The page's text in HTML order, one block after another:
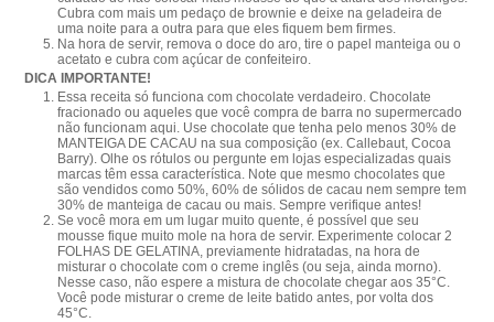
Cubra com mais um pedaço de brownie e deixe na geladeira de
uma noite para a outra para que eles fiquem bem firmes.
Na hora de servir, remova o doce do aro, tire o papel manteiga ou o
acetato e cubra com açúcar de confeiteiro.
DICA IMPORTANTE!
Essa receita só funciona com chocolate verdadeiro. Chocolate
fracionado ou aqueles que você compra de barra no supermercado
não funcionam aqui. Use chocolate que tenha pelo menos 30% de
MANTEIGA DE CACAU na sua composição (ex. Callebaut, Cocoa
Barry). Olhe os rótulos ou pergunte em lojas especializadas quais
marcas têm essa característica. Note que mesmo chocolates que
são vendidos como 50%, 60% de sólidos de cacau nem sempre tem
30% de manteiga de cacau ou mais. Sempre verifique antes!
Se você mora em um lugar muito quente, é possível que seu
mousse fique muito mole na hora de servir. Experimente colocar 2
FOLHAS DE GELATINA, previamente hidratadas, na hora de
misturar o chocolate com o creme inglês (ou seja, ainda morno).
Nesse caso, não espere a mistura de chocolate chegar aos 35°C.
Você pode misturar o creme de leite batido antes, por volta dos
45°C.